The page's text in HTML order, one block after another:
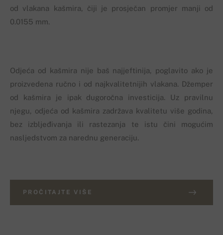
od vlakana kašmira, čiji je prosječan promjer manji od
0.0155 mm.
Odjeća od kašmira nije baš najjeftinija, poglavito ako je
proizvedena ručno i od najkvalitetnijih vlakana. Džemper
od kašmira je ipak dugoročna investicija. Uz pravilnu
njegu, odjeća od kašmira zadržava kvalitetu više godina,
bez izbljeđivanja ili rastezanja te istu čini mogućim
nasljedstvom za narednu generaciju.
PROČITAJTE VIŠE